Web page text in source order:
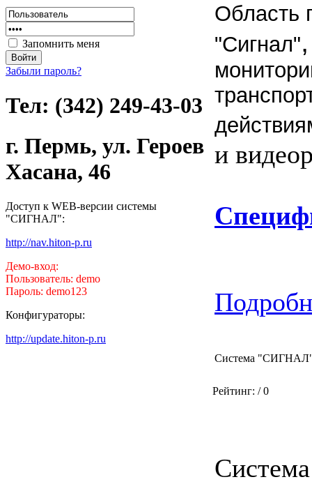
Запомнить меня
Забыли пароль?
Тел: (342) 249-43-03
г. Пермь, ул. Героев
Хасана, 46
Доступ к WEB-версии системы
"СИГНАЛ":
http://nav.hiton-p.ru
Демо-вход:
Пользователь: demo
Пароль: demo123
Конфигураторы:
http://update.hiton-p.ru
Область
"Сигнал"
и
Система
Рейтинг: / 0
Система